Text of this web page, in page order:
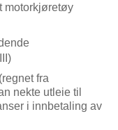
motorkjøretøy
fra
nekte utleie til
i innbetaling av